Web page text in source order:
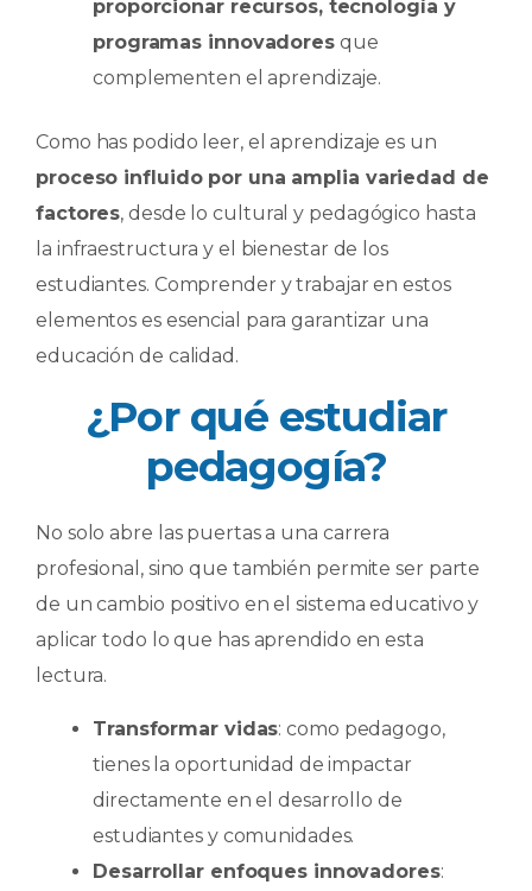
proporcionar recursos, tecnología y
programas innovadoresque
complementen el aprendizaje.
Como has podido leer, el aprendizaje es un
proceso influido por una amplia variedad de
factores, desde lo cultural y pedagógico hasta
la infraestructura y el bienestar de los
estudiantes. Comprender y trabajar en estos
elementos es esencial para garantizar una
educación de calidad.
¿Por qué estudiar
pedagogía?
No solo abre las puertas a una carrera
profesional, sino que también permite ser parte
de un cambio positivo en el sistema educativo y
aplicar todo lo que has aprendido en esta
lectura.
Transformar vidas: como pedagogo,
tienes la oportunidad de impactar
directamente en el desarrollo de
estudiantes y comunidades.
Desarrollar enfoques innovadores: